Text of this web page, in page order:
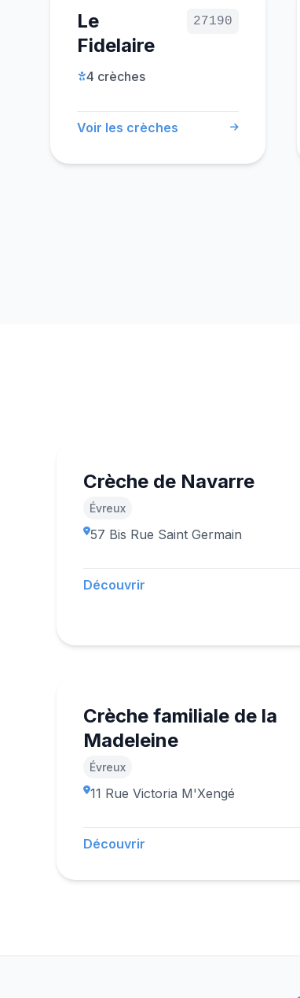
Le
Fidelaire
27190
4 crèches
Voir les crèches
Crèche de Navarre
Évreux
57 Bis Rue Saint Germain
Découvrir
Crèche familiale de la
Madeleine
Évreux
11 Rue Victoria M'Xengé
Découvrir